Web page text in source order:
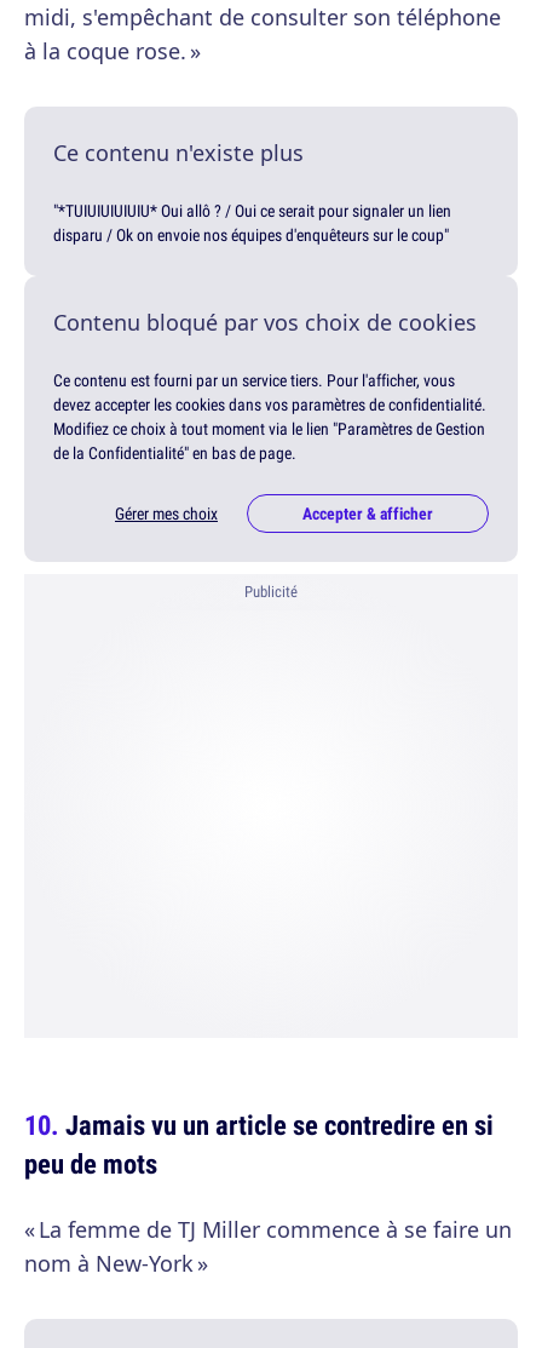
midi, s'empêchant de consulter son téléphone
à la coque rose. »
Ce contenu n'existe plus
"*TUIUIUIUIUIU* Oui allô ? / Oui ce serait pour signaler un lien
disparu / Ok on envoie nos équipes d'enquêteurs sur le coup"
Contenu bloqué par vos choix de cookies
Ce contenu est fourni par un service tiers. Pour l'afficher, vous
devez accepter les cookies dans vos paramètres de confidentialité.
Modifiez ce choix à tout moment via le lien "Paramètres de Gestion
de la Confidentialité" en bas de page.
Gérer mes choix Accepter & afficher
Publicité
Jamais vu un article se contredire en si
peu de mots
« La femme de TJ Miller commence à se faire un
nom à New-York »